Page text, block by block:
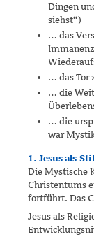
Dingen
siehst“)
… das
… das Tor
… die
… die
war
1. Jesus als
Die Mystische
Christentums
fortführt. Das
Jesus als